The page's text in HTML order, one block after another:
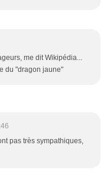
me dit Wikipédia...
du "dragon jaune"
pas très sympathiques,